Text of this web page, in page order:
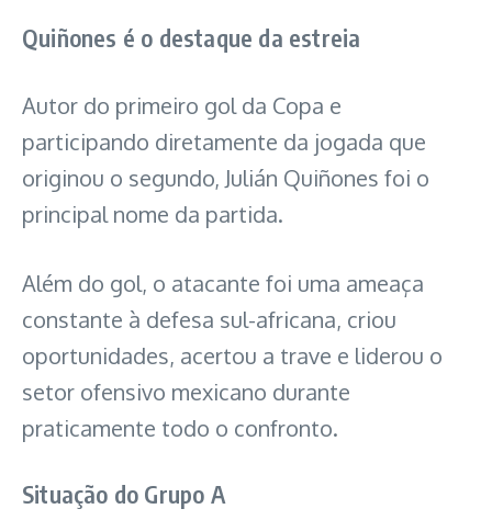
Quiñones é o destaque da estreia
Autor do primeiro gol da Copa e
participando diretamente da jogada que
originou o segundo, Julián Quiñones foi o
principal nome da partida.
Além do gol, o atacante foi uma ameaça
constante à defesa sul-africana, criou
oportunidades, acertou a trave e liderou o
setor ofensivo mexicano durante
praticamente todo o confronto.
Situação do Grupo A